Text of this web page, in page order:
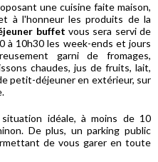
une cuisine faite maison,
à l'honneur les produits de la
buffet vous sera servide
à 10h30 les week-ends et jours
garni de fromages,
chaudes, jus de fruits, lait,
petit-déjeuner en extérieur, sur
idéale, à moins de 10
De plus, un parking public
de vous garer en toute